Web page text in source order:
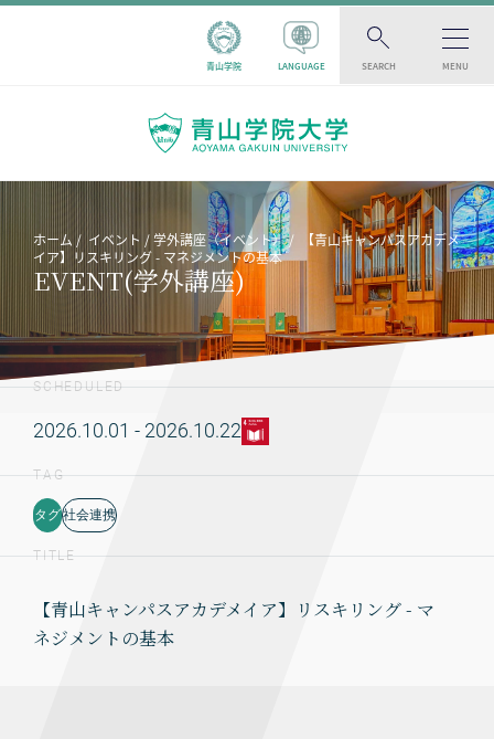
青山学院 LANGUAGE SEARCH MENU
ホーム イベント 学外講座（イベント）
【青山キャンパスアカデメ
イア】リスキリング - マネジメントの基本
EVENT(学外講座)
SCHEDULED
2026.10.01 - 2026.10.22
TAG
タグ社会連携
TITLE
【青山キャンパスアカデメイア】リスキリング - マ
ネジメントの基本